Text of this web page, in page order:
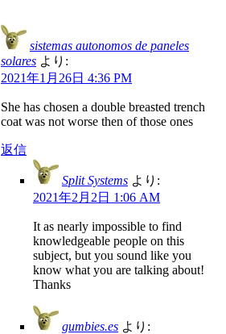
sistemas autonomos de paneles
solares より:
2021年1月26日 4:36 PM
She has chosen a double breasted trench
coat was not worse then of those ones
返信
Split Systems より:
2021年2月2日 1:06 AM
It as nearly impossible to find
knowledgeable people on this
subject, but you sound like you
know what you are talking about!
Thanks
gumbies.es より: